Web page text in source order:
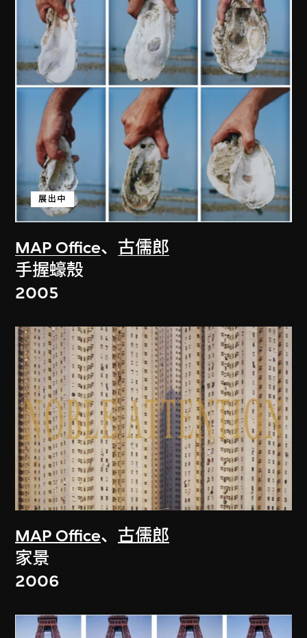
MAP Office、 古儒郎
展出中
手握蠔殼
2005
MAP Office、 古儒郎
家景
2006